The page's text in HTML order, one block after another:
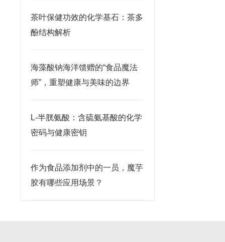
茶叶保健功效的化学基石：茶多
酚结构解析
海藻酸钠海洋馈赠的“食品魔法
师”，重塑健康与美味的边界
L-半胱氨酸：含硫氨基酸的化学
密码与健康密钥
作为食品添加剂中的一员，魔芋
胶有哪些应用场景？